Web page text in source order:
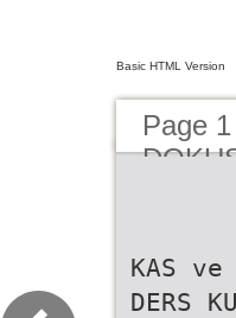
Basic HTML Version
Page
KAS
DERS